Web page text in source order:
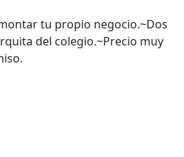
tu propio negocio.~Dos
del colegio.~Precio muy